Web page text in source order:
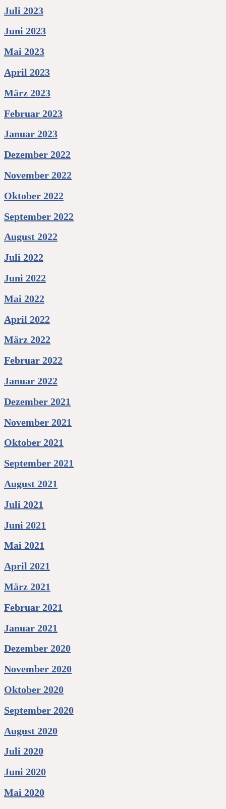
Juli 2023
Juni 2023
Mai 2023
April 2023
März 2023
Februar 2023
Januar 2023
Dezember 2022
November 2022
Oktober 2022
September 2022
August 2022
Juli 2022
Juni 2022
Mai 2022
April 2022
März 2022
Februar 2022
Januar 2022
Dezember 2021
November 2021
Oktober 2021
September 2021
August 2021
Juli 2021
Juni 2021
Mai 2021
April 2021
März 2021
Februar 2021
Januar 2021
Dezember 2020
November 2020
Oktober 2020
September 2020
August 2020
Juli 2020
Juni 2020
Mai 2020